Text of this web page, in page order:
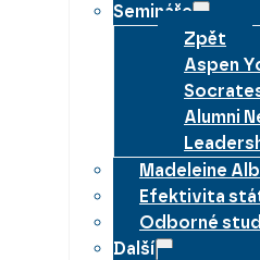
Semináře
Zpět
Aspen
Alumni
Madeleine
Efektivita
Odborné
Další